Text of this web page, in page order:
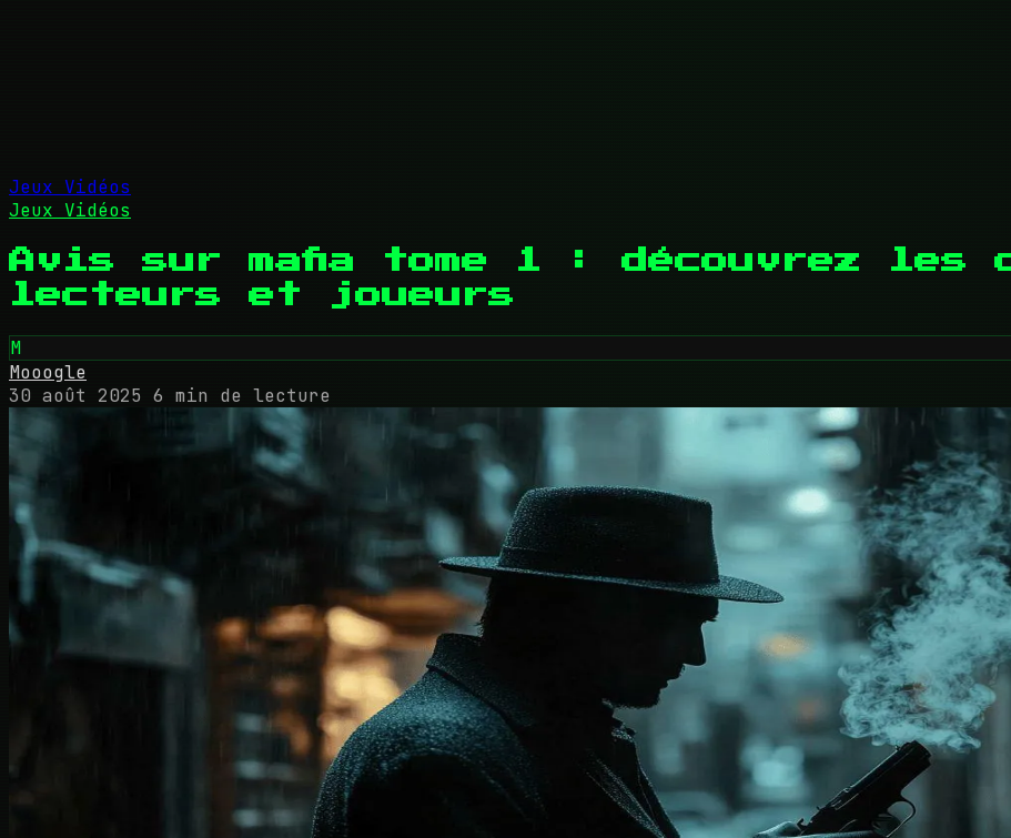
Jeux Vidéos
Jeux Vidéos
Avis sur mafia tome 1 : découvrez les
lecteurs et joueurs
M
Mooogle
30 août 2025 6 min de lecture